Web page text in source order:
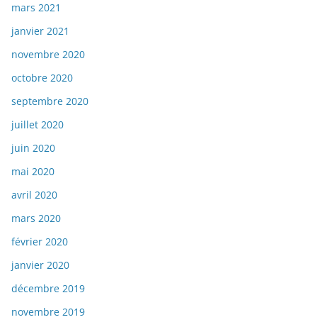
mars 2021
janvier 2021
novembre 2020
octobre 2020
septembre 2020
juillet 2020
juin 2020
mai 2020
avril 2020
mars 2020
février 2020
janvier 2020
décembre 2019
novembre 2019